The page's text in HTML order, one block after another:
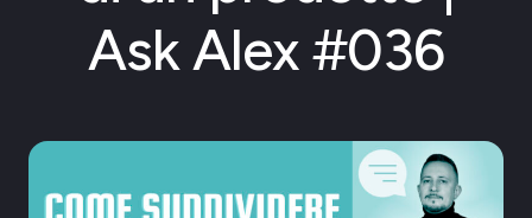
Ask Alex #036